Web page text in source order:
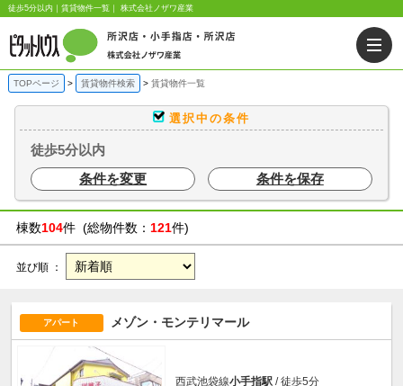
徒歩5分以内｜賃貸物件一覧｜ 株式会社ノザワ産業
TOPページ 賃貸物件検索 賃貸物件一覧
選択中の条件
徒歩5分以内
条件を変更
条件を保存
棟数104件 (総物件数： 121件)
並び順 ：
アパート メゾン・モンテリマール
西武池袋線小手指駅 / 徒歩5分